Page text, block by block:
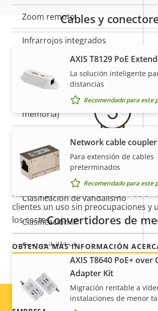
de
propiedad
la
propiedad
Zoom remoto
Infrarrojos integrados
Almacenamiento local
(ranura para tarjeta de
memoria)
Temperatura de
funcionamiento
Preparada para exterior
Clasificación de vandalismo
Clasificación IP
Sostenibilidad
Cables y
AXIS T8129 PoE
La solución inteligente
distancias
Recomendado para este
Network cable
Para extensión de cables
preterminados
Recomendado para este
Convertidores de
AXIS T8640 PoE+ over
Adapter Kit
Migración rentable a
instalaciones de menor
Garantía
Para mayor
Nuestra garantía de 3 años brinda a
clientes un uso sin preocupaciones y
los costes.